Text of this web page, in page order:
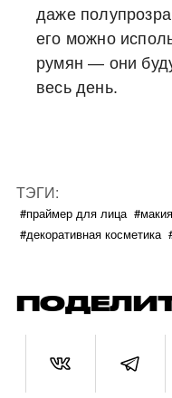
даже
его можно
румян — они
весь день.
ТЭГИ:
#праймер для лица
#декоративная косметика